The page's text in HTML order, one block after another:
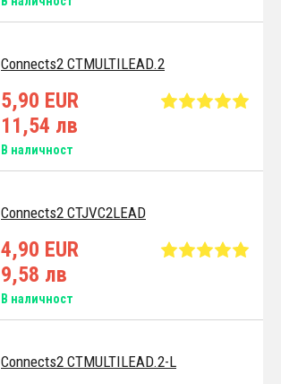
Connects2 CTMULTILEAD.2
5,90 EUR
11,54 лв
В наличност
Connects2 CTJVC2LEAD
4,90 EUR
9,58 лв
В наличност
Connects2 CTMULTILEAD.2-L